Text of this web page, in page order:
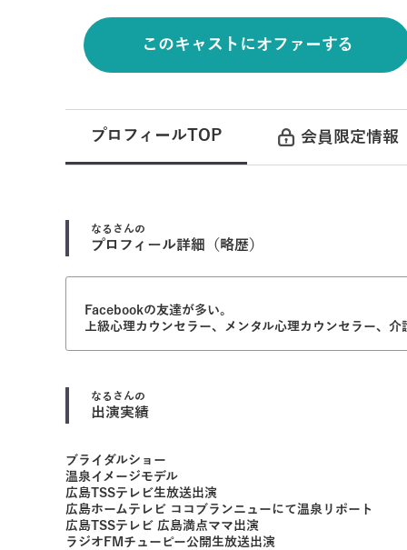
このキャストにオファーする
プロフィールTOP 会員限定情報
なる さんの
プロフィール詳細（略歴）
Facebookの友達が多い。
上級心理カウンセラー、メンタル心理カウンセラー、
なる さんの
出演実績
ブライダルショー
温泉イメージモデル
広島TSSテレビ生放送出演
広島ホームテレビ ココブランニューにて温泉リポート
広島TSSテレビ 広島満点ママ出演
ラジオFMチューピー公開生放送出演